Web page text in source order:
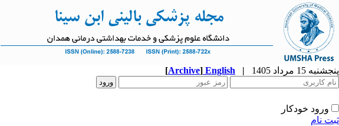
پنجشنبه 15 مرداد 1405 |
English
[Archive]
ورود خودکار
ثبت نام